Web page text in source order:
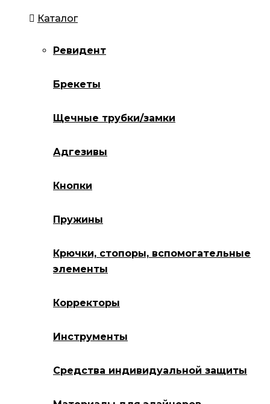
Каталог
Ревидент
Брекеты
Щечные трубки/замки
Адгезивы
Кнопки
Пружины
Крючки, стопоры, вспомогательные
элементы
Корректоры
Инструменты
Средства индивидуальной защиты